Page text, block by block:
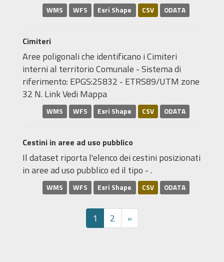
WMS WFS Esri Shape CSV ODATA
Cimiteri
Aree poligonali che identificano i Cimiteri
interni al territorio Comunale - Sistema di
riferimento: EPGS:25832 - ETRS89/UTM zone
32 N. Link Vedi Mappa
WMS WFS Esri Shape CSV ODATA
Cestini in aree ad uso pubblico
Il dataset riporta l'elenco dei cestini posizionati
in aree ad uso pubblico ed il tipo - .
WMS WFS Esri Shape CSV ODATA
1 2 »